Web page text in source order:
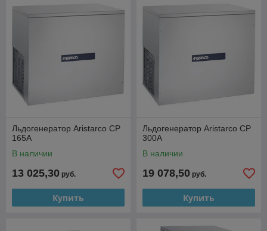
Льдогенератор Aristarco CP
165A
В наличии
13 025,30 руб.
Купить
Льдогенератор Aristarco CP
300A
В наличии
19 078,50 руб.
Купить